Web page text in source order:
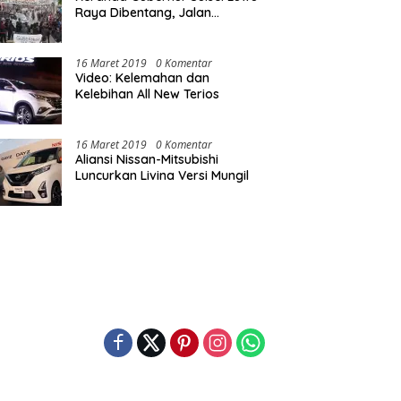
Raya Dibentang, Jalan
16 Maret 2019 0 Komentar
Video: Kelemahan dan
Kelebihan All New Terios
16 Maret 2019 0 Komentar
Aliansi Nissan-Mitsubishi
Luncurkan Livina Versi Mungil